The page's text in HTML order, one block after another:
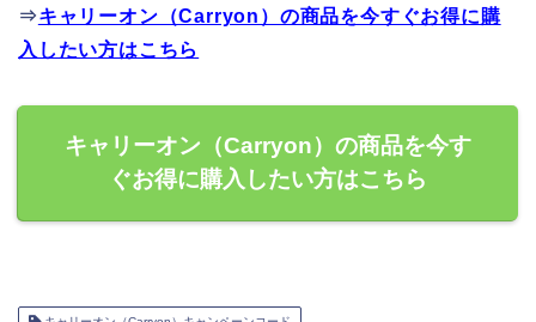
⇒キャリーオン（Carryon）の商品を今すぐお得に購
入したい方はこちら
キャリーオン（Carryon）の商品を今す
ぐお得に購入したい方はこちら